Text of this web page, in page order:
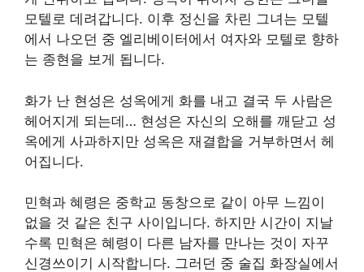
모텔로 데려갑니다. 이후 정신을 차린 그녀는 모텔
에서 나오던 중 엘리베이터에서 여자와 모텔로 향하
는 종현을 보게 됩니다.
화가 난 현성은 성옥에게 화를 내고 결국 두 사람은
헤어지게 되는데… 현성은 자신의 오해를 깨닫고 성
옥에게 사과하지만 성옥은 재결합을 거부하면서 헤
어집니다.
민혁과 혜령은 중학교 동창으로 같이 아무 느낌이
없을 것 같은 친구 사이입니다. 하지만 시간이 지날
수록 민혁은 혜령이 다른 남자를 만나는 것이 자꾸
신경쓰이기 시작합니다. 그러던 중 술집 화장실에서